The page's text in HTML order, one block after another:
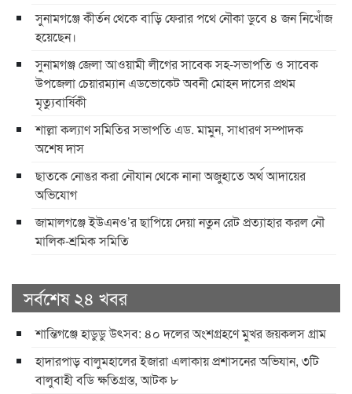
সুনামগঞ্জে কীর্তন থেকে বাড়ি ফেরার পথে নৌকা ডুবে ৪ জন নিখোঁজ
হয়েছেন।
সুনামগঞ্জ জেলা আওয়ামী লীগের সাবেক সহ-সভাপতি ও সাবেক
উপজেলা চেয়ারম্যান এডভোকেট অবনী মোহন দাসের প্রথম
মৃত্যুবার্ষিকী
শাল্লা কল্যাণ সমিতির সভাপতি এড. মামুন, সাধারণ সম্পাদক
অশেষ দাস
ছাতকে নোঙর করা নৌযান থেকে নানা অজুহাতে অর্থ আদায়ের
অভিযোগ
জামালগঞ্জে ইউএনও’র ছাপিয়ে দেয়া নতুন রেট প্রত্যাহার করল নৌ
মালিক-শ্রমিক সমিতি
সর্বশেষ ২৪ খবর
শান্তিগঞ্জে হাডুডু উৎসব: ৪০ দলের অংশগ্রহণে মুখর জয়কলস গ্রাম
হাদারপাড় বালুমহালের ইজারা এলাকায় প্রশাসনের অভিযান, ৩টি
বালুবাহী বডি ক্ষতিগ্রস্ত, আটক ৮